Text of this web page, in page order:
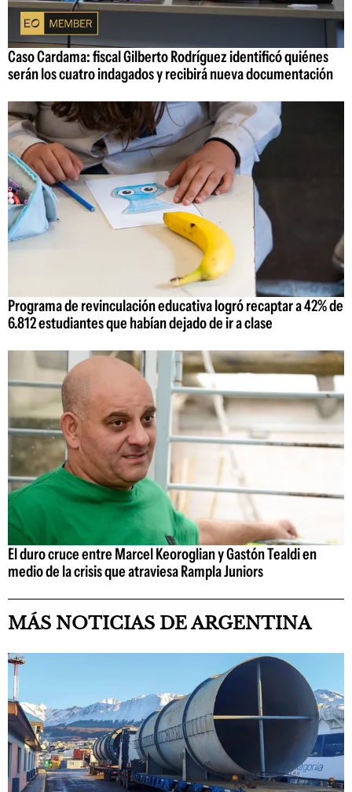
Caso Cardama: fiscal Gilberto Rodríguez identificó quiénes
serán los cuatro indagados y recibirá nueva documentación
Programa de revinculación educativa logró recaptar a 42% de
6.812 estudiantes que habían dejado de ir a clase
El duro cruce entre Marcel Keoroglian y Gastón Tealdi en
medio de la crisis que atraviesa Rampla Juniors
MÁS NOTICIAS DE ARGENTINA